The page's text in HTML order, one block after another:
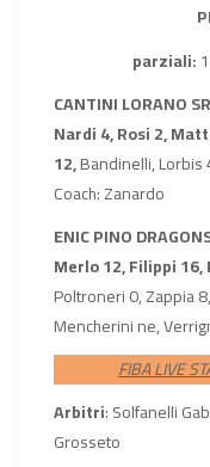
parziali:
CANTINI LORANO
Nardi 4, Rosi 2,
12,Bandinelli, Lorbis
Coach: Zanardo
ENIC PINO
Merlo 12, Filippi
Poltroneri 0, Zappia
Mencherini ne,
FIBA LIVE
Arbitri: Solfanelli
Grosseto